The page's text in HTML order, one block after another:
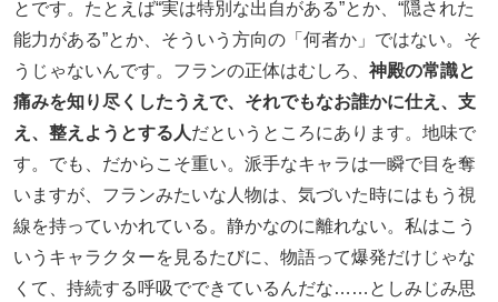
とです。たとえば“実は特別な出自がある”とか、“隠された
能力がある”とか、そういう方向の「何者か」ではない。そ
うじゃないんです。フランの正体はむしろ、 神殿の常識と
痛みを知り尽くしたうえで、それでもなお誰かに仕え、支
え、整えようとする人だというところにあります。地味で
す。でも、だからこそ重い。派手なキャラは一瞬で目を奪
いますが、フランみたいな人物は、気づいた時にはもう視
線を持っていかれている。静かなのに離れない。私はこう
いうキャラクターを見るたびに、物語って爆発だけじゃな
くて、持続する呼吸でできているんだな……としみじみ思